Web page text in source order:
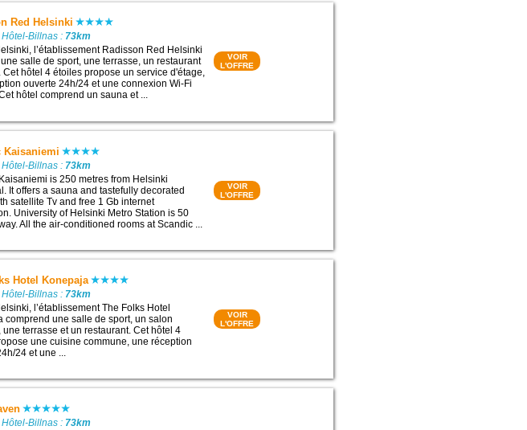
Red Helsinki
Billnas : 73km
l’établissement Radisson Red Helsinki
salle de sport, une terrasse, un restaurant
Cet hôtel 4 étoiles propose un service d'étage,
ouverte 24h/24 et une connexion Wi-Fi
hôtel comprend un sauna et ...
VOIR
L'OFFRE
Kaisaniemi
Billnas : 73km
is 250 metres from Helsinki
It offers a sauna and tastefully decorated
satellite Tv and free 1 Gb internet
University of Helsinki Metro Station is 50
All the air-conditioned rooms at Scandic ...
VOIR
L'OFFRE
Hotel Konepaja
Billnas : 73km
l’établissement The Folks Hotel
comprend une salle de sport, un salon
une terrasse et un restaurant. Cet hôtel 4
une cuisine commune, une réception
24 et une ...
VOIR
L'OFFRE
Billnas : 73km